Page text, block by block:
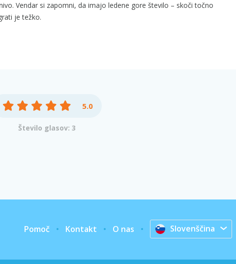
Vendar si zapomni, da imajo ledene gore število – skoči točno
je težko.
5.0
Število glasov: 3
Pomoč Kontakt O nas Slovenščina